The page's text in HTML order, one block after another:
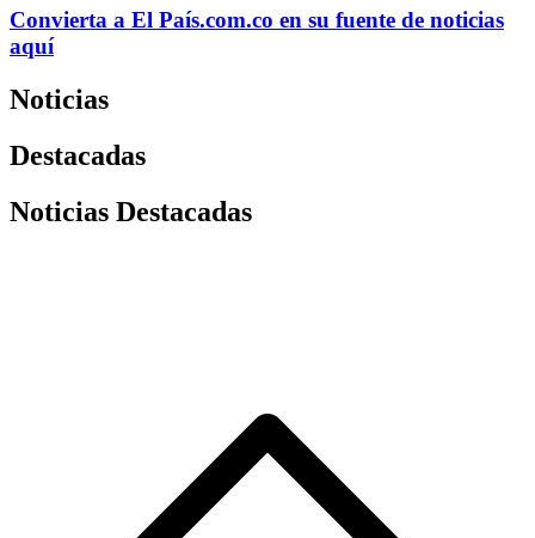
Convierta a El País.com.co en su fuente de noticias
aquí
Noticias
Destacadas
Noticias Destacadas